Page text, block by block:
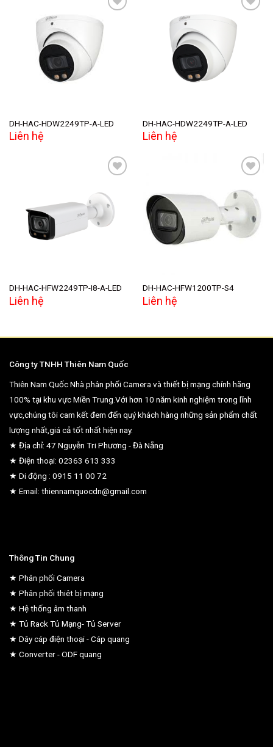
Add to
wishlist
DH-HAC-HDW2249TP-A-LED
Liên hệ
Add to
wishlist
DH-HAC-HDW2249TP-A-LED
Liên hệ
Add to
wishlist
DH-HAC-HFW2249TP-I8-A-LED
Liên hệ
Add to
wishlist
DH-HAC-HFW1200TP-S4
Liên hệ
Công ty TNHH Thiên Nam Quốc
Thiên Nam Quốc Nhà phân phối Camera và thiết bị mạng chính hãng
100% tại khu vực Miền Trung.Với hơn 10 năm kinh nghiệm trong lĩnh
vực,chúng tôi cam kết đem đến quý khách hàng những sản phẩm chất
lượng nhất,giá cả tốt nhất hiện nay.
★ Địa chỉ: 47 Nguyễn Tri Phương - Đà Nẵng
★ Điện thoại: 02363 613 333
★ Di động : 0915 11 00 72
★ Email: thiennamquocdn@gmail.com
Thông Tin Chung
★ Phân phối Camera
★ Phân phối thiêt bị mạng
★ Hệ thống âm thanh
★ Tủ Rack Tủ Mạng- Tủ Server
★ Dây cáp điện thoại - Cáp quang
★ Converter - ODF quang